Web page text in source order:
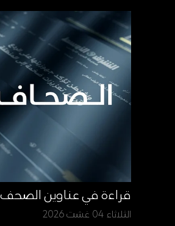
قراءة في عناوين الصحف
الثلاثاء 04 غشت 2026